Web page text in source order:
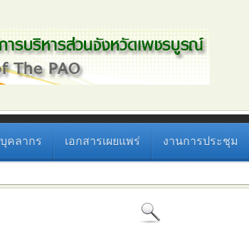
บุคลากร เอกสารเผยแพร่ งานการประชุม